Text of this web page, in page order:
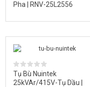
Mitsubishi Tăng Giá?
Pha | RNV-25L2556
Tụ Bù Nuintek
25kVAr/415V-Tụ Dầu |